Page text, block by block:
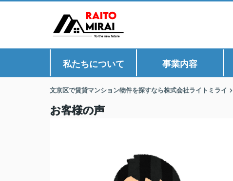
私たちについて 事業内容
文京区で賃貸マンション物件を探すなら株式会社ライトミライ
お客様の声